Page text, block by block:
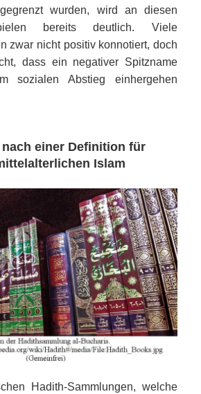
wurden, wird an diesen
bereits deutlich. Viele
zwar nicht positiv konnotiert, doch
dass ein negativer Spitzname
sozialen Abstieg einhergehen
einer Definition für
Islam
Hadith-Sammlungen, welche